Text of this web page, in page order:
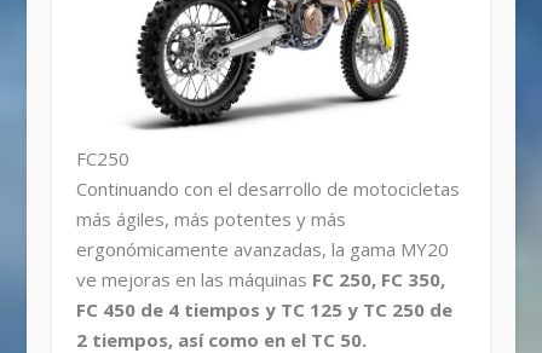
FC250
Continuando con el desarrollo de motocicletas
más ágiles, más potentes y más
ergonómicamente avanzadas, la gama MY20
ve mejoras en las máquinas FC 250, FC 350,
FC 450 de 4 tiempos y TC 125 y TC 250 de
2 tiempos, así como en el TC 50.